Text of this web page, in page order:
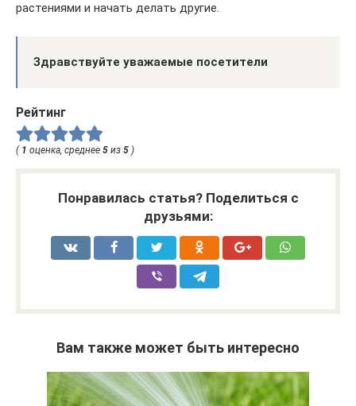
растениями и начать делать другие.
Здравствуйте уважаемые посетители
Рейтинг
( 1 оценка, среднее 5 из 5 )
Понравилась статья? Поделиться с
друзьями:
Вам также может быть интересно